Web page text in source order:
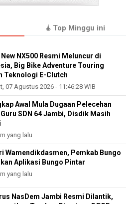
Top Minggu ini
New NX500 Resmi Meluncur di
Big Bike Adventure Touring
Teknologi E-Clutch
07 Agustus 2026 - 11:46:28 WIB
Awal Mula Dugaan Pelecehan
SDN 64 Jambi, Disdik Masih
yang lalu
Wamendikdasmen, Pemkab Bungo
Aplikasi Bungo Pintar
yang lalu
NasDem Jambi Resmi Dilantik,